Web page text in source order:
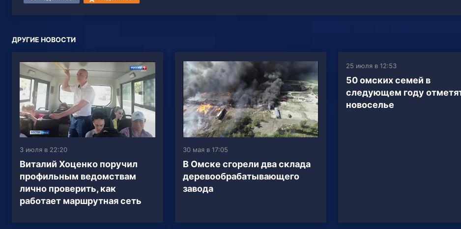
ДРУГИЕ НОВОСТИ
3 июля в 22:20
Виталий Хоценко поручил
профильным ведомствам
лично проверить, как
работает маршрутная сеть
30 мая в 17:05
В Омске сгорели два склада
деревообрабатывающего
завода
25 июля в 12:53
50 омских семей в
следующем году
новоселье